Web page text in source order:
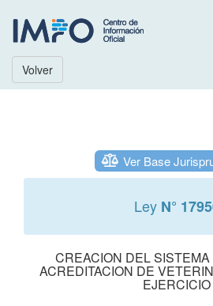
Volver
Ver Base
Ley N°
CREACION DEL
ACREDITACION DE
EJERCICIO